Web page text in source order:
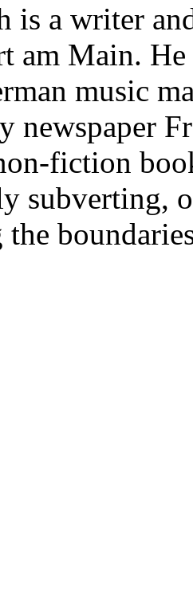
is a writer
am Main.
music
newspaper
fiction
subverting,
the